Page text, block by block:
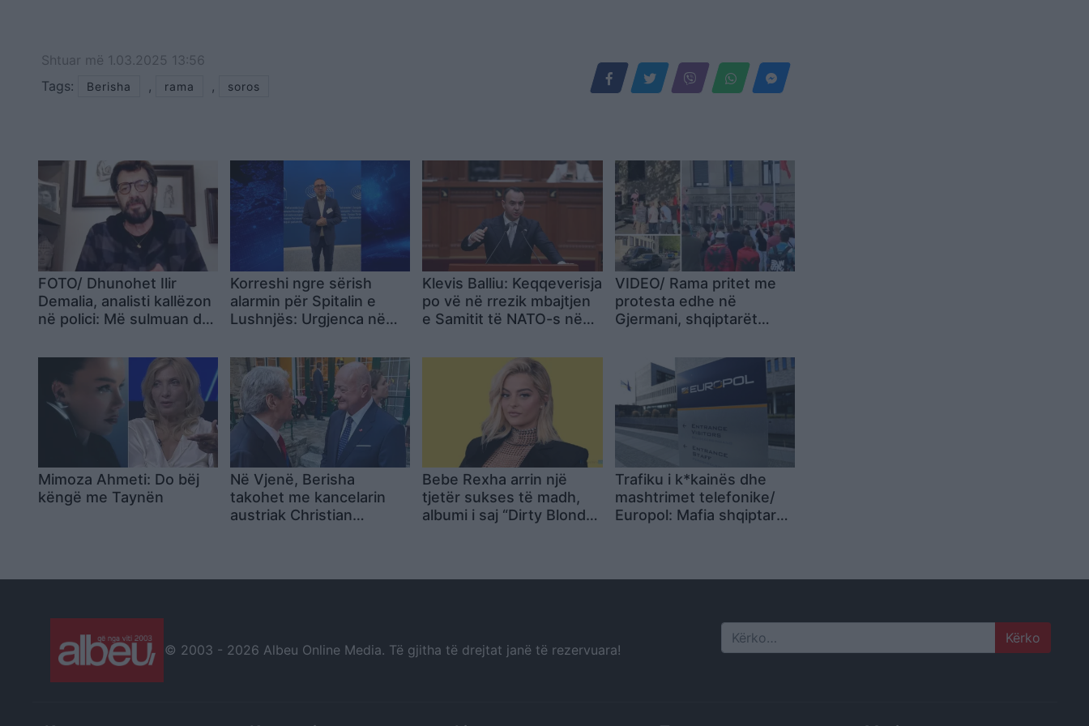
Shtuar më 1.03.2025 13:56
Tags:
Berisha , rama , soros
FOTO/ Dhunohet Ilir
Demalia, analisti kallëzon
në polici: Më sulmuan dy
Korreshi ngre sërish
alarmin për Spitalin e
Lushnjës: Urgjenca në
Karakaçit nga Brukseli
Klevis Balliu: Keqqeverisja
po vë në rrezik mbajtjen
e Samitit të NATO-s në
VIDEO/ Rama pritet me
protesta edhe në
Gjermani, shqiptarët
Jepe dorëheqjen!
Mimoza Ahmeti: Do bëj
këngë me Taynën
Në Vjenë, Berisha
takohet me kancelarin
austriak Christian
Bebe Rexha arrin një
tjetër sukses të madh,
albumi i saj “Dirty Blonde”
Trafiku i k*kainës dhe
mashtrimet telefonike/
Europol: Mafia shqiptare
© 2003 - 2026 Albeu Online Media. Të gjitha të drejtat janë të rezervuara! Search